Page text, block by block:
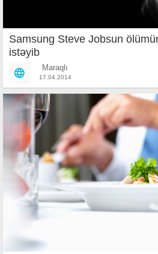
Samsung Steve Jobsun
istəyib
Maraqlı
17.04.2014